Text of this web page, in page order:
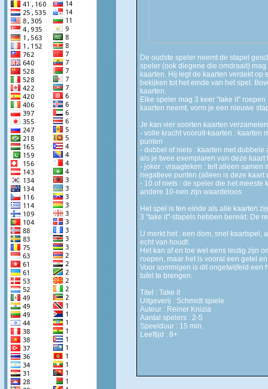
De oudste speler neemt de stapel
speler (ook diegene die omdraait)
kaarten. Hij legt de kaarten verdekt op
bekijken tot het einde van het spel.
kaarten.
Elke speler mag 3 keer "take it"
kaarten neemt, vorm je een nieuwe
Je kan vier soorten kaarten
- volle kracht vooruit-kaarten : kaarten
punten
- dubbel of niets : kaarten met
als je twee exemplaren van deze kaart
- joker : vraagteken : telt alleen samen
negatieve punten (alleen is deze kaart
- 10 of niets : de speler die het meeste
andere 10-nen zijn waardeloos
Het spel is ten einde als alle kaarten
3 "take it"-stapels hebben bereikt. De
U merkt het : een dom, snel kaartspel,
echt van houdt.
Het kan af en toe wel eens leutig zijn
roepen, maar het is vooral een getel
Voor sommigen is dit ongetwijfeld een
tafel te brengen.
Titel : Take it
Uitgeverij : Schmidt spiele
Auteur : Reiner Knizia
Aantal spelers : 2-5
Speelduur : 15 min.
Leeftijd : 8+